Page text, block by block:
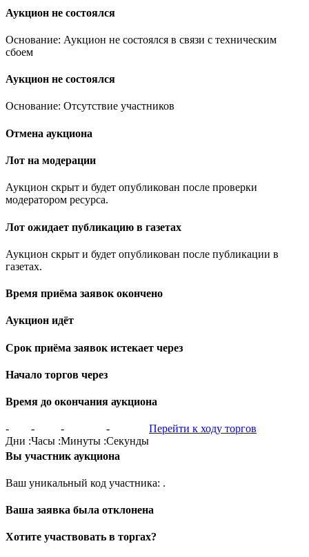
Аукцион не состоялся
Основание: Аукцион не состоялся в связи с техническим
сбоем
Аукцион не состоялся
Основание: Отсутствие участников
Отмена аукциона
Лот на модерации
Аукцион скрыт и будет опубликован после проверки
модератором ресурса.
Лот ожидает публикацию в газетах
Аукцион скрыт и будет опубликован после публикации в
газетах.
Время приёма заявок окончено
Аукцион идёт
Срок приёма заявок истекает через
Начало торгов через
Время до окончания аукциона
-
Дни :
-
Часы :
-
Минуты :
-
Секунды
Перейти к ходу торгов
Вы участник аукциона
Ваш уникальный код участника: .
Ваша заявка была отклонена
Хотите участвовать в торгах?